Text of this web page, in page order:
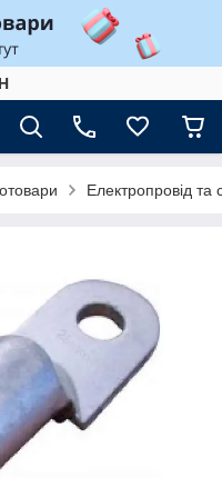
Електропровід та